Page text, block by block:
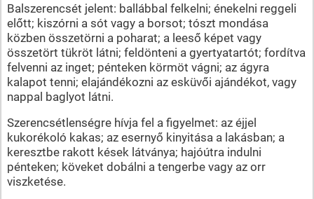
Balszerencsét jelent: ballábbal felkelni; énekelni reggeli
előtt; kiszórni a sót vagy a borsot; tószt mondása
közben összetörni a poharat; a leeső képet vagy
összetört tükröt látni; feldönteni a gyertyatartót; fordítva
felvenni az inget; pénteken körmöt vágni; az ágyra
kalapot tenni; elajándékozni az esküvői ajándékot, vagy
nappal baglyot látni.
Szerencsétlenségre hívja fel a figyelmet: az éjjel
kukorékoló kakas; az esernyő kinyitása a lakásban; a
keresztbe rakott kések látványa; hajóútra indulni
pénteken; köveket dobálni a tengerbe vagy az orr
viszketése.